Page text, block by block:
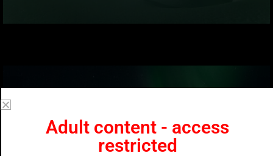
Adult content - access
restricted